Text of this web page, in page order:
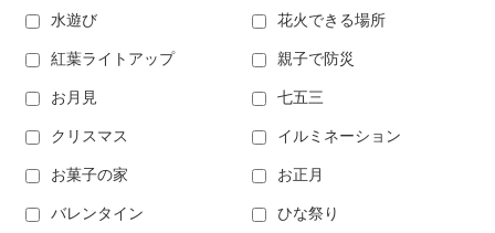
水遊び 花火できる場所
紅葉ライトアップ 親子で防災
お月見 七五三
クリスマス イルミネーション
お菓子の家 お正月
バレンタイン ひな祭り